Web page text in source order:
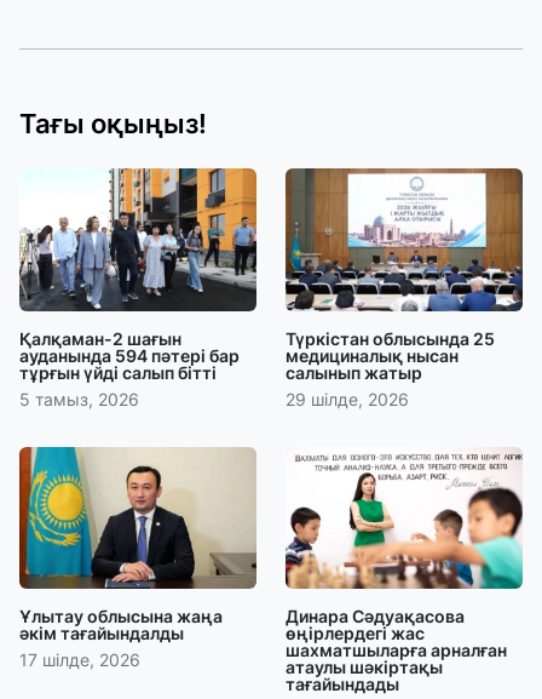
Тағы оқыңыз!
Қалқаман-2 шағын
ауданында 594 пәтері бар
тұрғын үйді салып бітті
5 тамыз, 2026
Түркістан облысында 25
медициналық нысан
салынып жатыр
29 шілде, 2026
Ұлытау облысына жаңа
әкім тағайындалды
17 шілде, 2026
Динара Сәдуақасова
өңірлердегі жас
шахматшыларға арналған
атаулы шәкіртақы
тағайындады